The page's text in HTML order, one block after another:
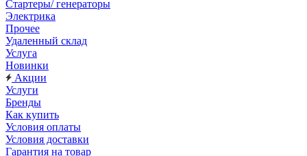
Стартеры/ генераторы
Электрика
Прочее
Удаленный склад
Услуга
Новинки
Акции
Услуги
Бренды
Как купить
Условия оплаты
Условия доставки
Гарантия на товар